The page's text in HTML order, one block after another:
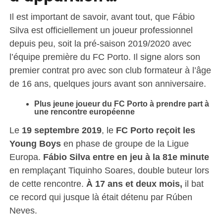
Il est important de savoir, avant tout, que Fábio
Silva est officiellement un joueur professionnel
depuis peu, soit la pré-saison 2019/2020 avec
l’équipe première du FC Porto. Il signe alors son
premier contrat pro avec son club formateur à l’âge
de 16 ans, quelques jours avant son anniversaire.
Plus jeune joueur du FC Porto à prendre part à
une rencontre européenne
Le 19 septembre 2019, le FC Porto reçoit les
Young Boysen phase de groupe de la Ligue
Europa. Fábio Silva entre en jeu à la 81e minute
en remplaçant Tiquinho Soares, double buteur lors
de cette rencontre. À 17 ans et deux mois, il bat
ce record qui jusque là était détenu par Rúben
Neves.